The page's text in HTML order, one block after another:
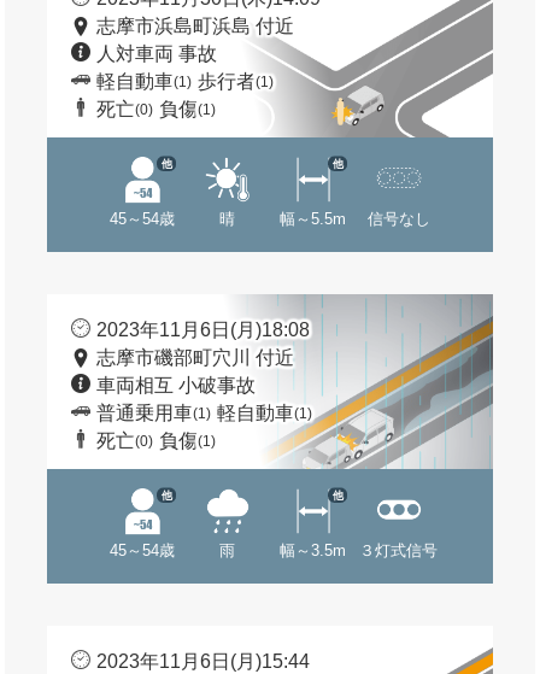
志摩市浜島町浜島 付近
人対車両 事故
軽自動車(1) 歩行者(1)
死亡(0) 負傷(1)
45～54歳
他
晴 幅～5.5m
他
信号なし
2023年11月6日(月)18:08
志摩市磯部町穴川 付近
車両相互 小破事故
普通乗用車(1) 軽自動車(1)
死亡(0) 負傷(1)
45～54歳
他
雨 幅～3.5m
他
３灯式信号
2023年11月6日(月)15:44